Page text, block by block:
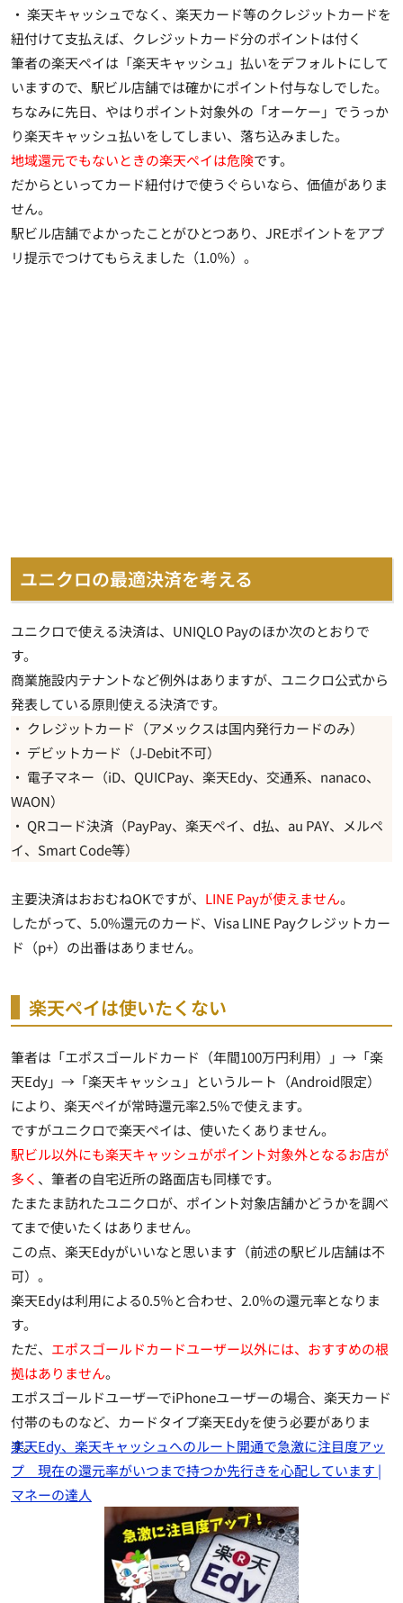
・ 楽天キャッシュでなく、楽天カード等のクレジットカードを
紐付けて支払えば、クレジットカード分のポイントは付く
筆者の楽天ペイは「楽天キャッシュ」払いをデフォルトにして
いますので、駅ビル店舗では確かにポイント付与なしでした。
ちなみに先日、やはりポイント対象外の「オーケー」でうっか
り楽天キャッシュ払いをしてしまい、落ち込みました。
地域還元でもないときの楽天ペイは危険です。
だからといってカード紐付けで使うぐらいなら、価値がありま
せん。
駅ビル店舗でよかったことがひとつあり、JREポイントをアプ
リ提示でつけてもらえました（1.0％）。
ユニクロの最適決済を考える
ユニクロで使える決済は、UNIQLO Payのほか次のとおりで
す。
商業施設内テナントなど例外はありますが、ユニクロ公式から
発表している原則使える決済です。
・ クレジットカード（アメックスは国内発行カードのみ）
・ デビットカード（J-Debit不可）
・ 電子マネー（iD、QUICPay、楽天Edy、交通系、nanaco、
WAON）
・ QRコード決済（PayPay、楽天ペイ、d払、au PAY、メルペ
イ、Smart Code等）
主要決済はおおむねOKですが、 LINE Payが使えません。
したがって、5.0%還元のカード、Visa LINE Payクレジットカー
ド（p+）の出番はありません。
楽天ペイは使いたくない
筆者は「エポスゴールドカード（年間100万円利用）」→「楽
天Edy」→「楽天キャッシュ」というルート（Android限定）
により、 楽天ペイが常時還元率2.5％で使えます。
ですがユニクロで楽天ペイは、使いたくありません。
駅ビル以外にも楽天キャッシュがポイント対象外となるお店が
多く 、筆者の自宅近所の路面店も同様です。
たまたま訪れたユニクロが、ポイント対象店舗かどうかを調べ
てまで使いたくはありません。
この点、楽天Edyがいいなと思います（前述の駅ビル店舗は不
可）。
楽天Edyは利用による0.5％と合わせ、2.0％の還元率となりま
す。
ただ、 エポスゴールドカードユーザー以外には、おすすめの根
拠はありません。
エポスゴールドユーザーでiPhoneユーザーの場合、楽天カード
付帯のものなど、カードタイプ楽天Edyを使う必要がありま
す。
楽天Edy、楽天キャッシュへのルート開通で急激に注目度アッ
プ 現在の還元率がいつまで持つか先行きを心配しています |
マネーの達人